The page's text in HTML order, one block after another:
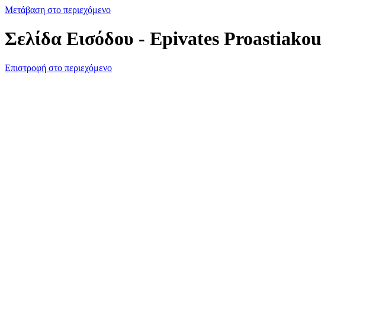
Μετάβαση στο περιεχόμενο
Σελίδα Εισόδου - Epivates Proastiakou
Επιστροφή στο περιεχόμενο